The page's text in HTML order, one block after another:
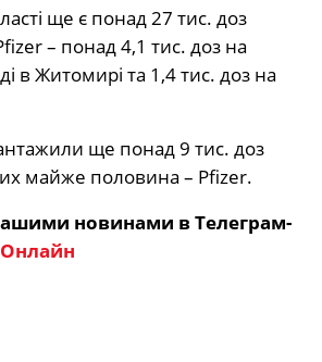
ще є понад 27 тис. доз
– понад 4,1 тис. доз на
в Житомирі та 1,4 тис. доз на
ще понад 9 тис. доз
майже половина – Pfizer.
новинами в Телеграм-